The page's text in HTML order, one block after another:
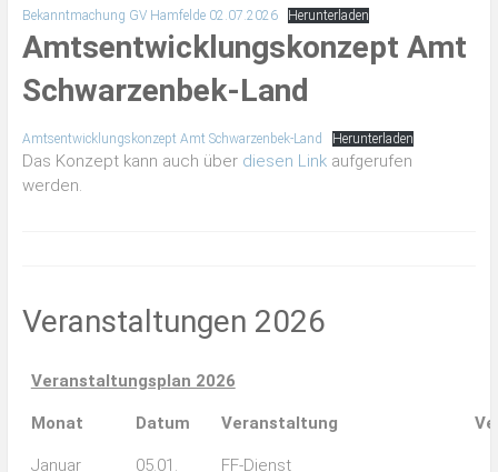
Bekanntmachung GV Hamfelde 02.07.2026 Herunterladen
Amtsentwicklungskonzept Amt
Schwarzenbek-Land
Amtsentwicklungskonzept Amt Schwarzenbek-Land Herunterladen
Das Konzept kann auch über diesen Linkaufgerufen
werden.
Veranstaltungen 2026
Veranstaltungsplan 2026
Monat Datum Veranstaltung
Januar 05.01. FF-Dienst